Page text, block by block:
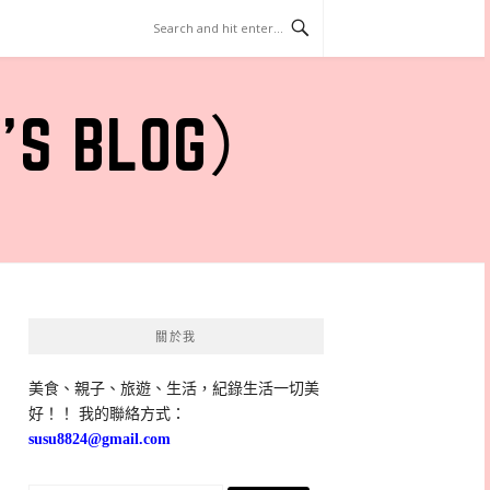
）
關於我
美食、親子、旅遊、生活，紀錄生活一切美
好！！ 我的聯絡方式：
susu8824@gmail.com